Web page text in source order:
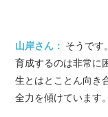
山岸さん： そうです
育成するのは非常に
生とはとことん向き
全力を傾けています。